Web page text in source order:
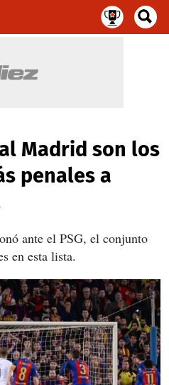
Madrid son los
penales a
ante el PSG, el conjunto
en esta lista.